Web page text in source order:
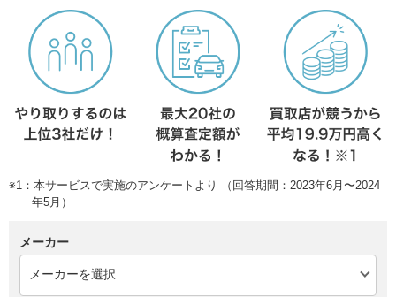
※1：本サービスで実施のアンケートより （回答期間：2023年6月〜2024
年5月）
メーカー